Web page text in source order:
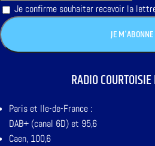
Je confirme souhaiter recevoir la
RADIO
Paris et Ile-de-France :
DAB+ (canal 6D) et 95,6
Caen, 100,6